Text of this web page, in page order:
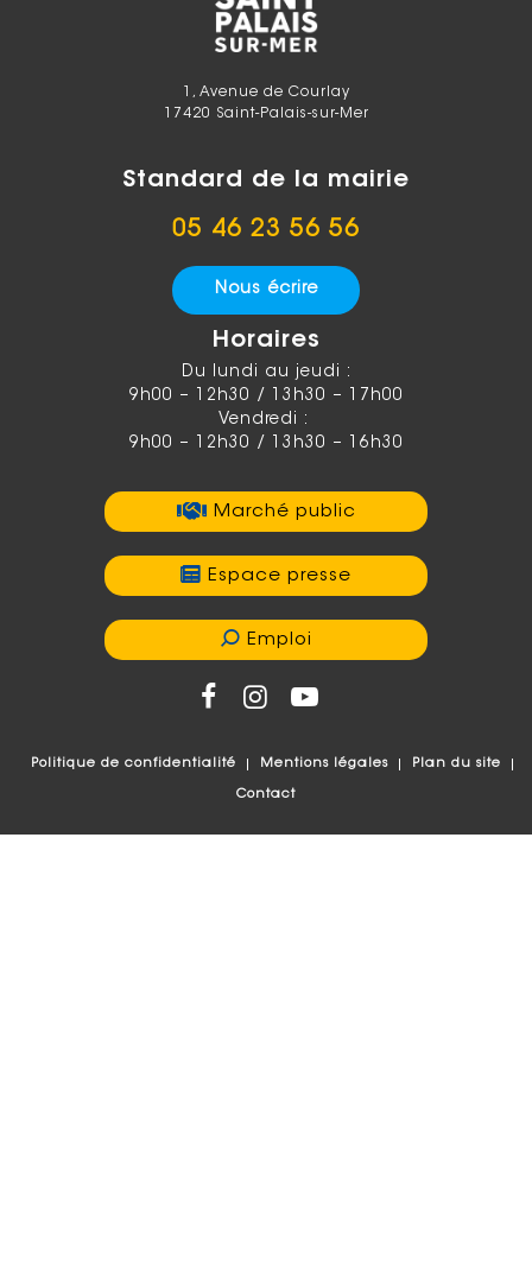
1, Avenue de Courlay
17420 Saint-Palais-sur-Mer
Standard de la mairie
05 46 23 56 56
Nous écrire
Horaires
Du lundi au jeudi :
9h00 – 12h30 / 13h30 – 17h00
Vendredi :
9h00 – 12h30 / 13h30 – 16h30
Marché public
Espace presse
Emploi
Politique de confidentialité Mentions légales Plan du site
Contact